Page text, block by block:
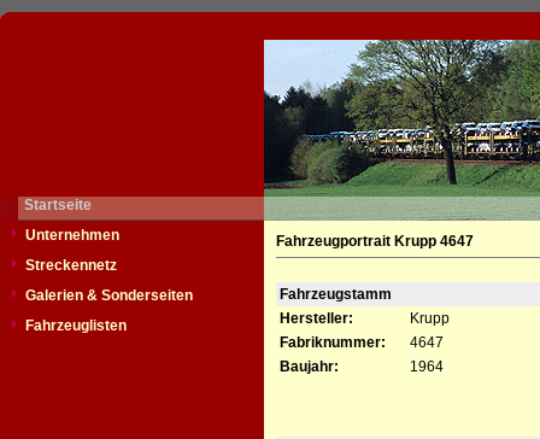
Startseite
Unternehmen
Streckennetz
Galerien & Sonderseiten
Fahrzeuglisten
Fahrzeugportrait Krupp 4647
Fahrzeugstamm
Hersteller:
Krupp
Fabriknummer:
4647
Baujahr:
1964